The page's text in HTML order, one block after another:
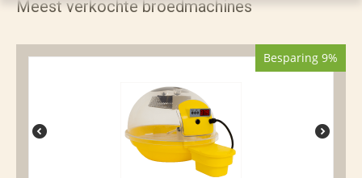
Meest verkochte broedmachines
Besparing 9%